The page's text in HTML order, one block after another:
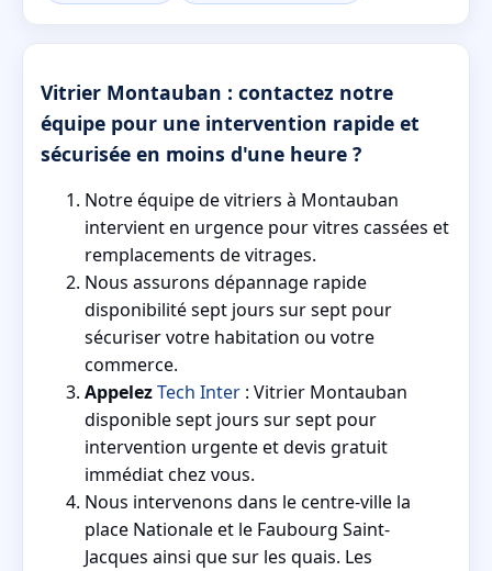
Vitrier Montauban : contactez notre
équipe pour une intervention rapide et
sécurisée en moins d'une heure ?
Notre équipe de vitriers à Montauban
intervient en urgence pour vitres cassées et
remplacements de vitrages.
Nous assurons dépannage rapide
disponibilité sept jours sur sept pour
sécuriser votre habitation ou votre
commerce.
AppelezTech Inter : Vitrier Montauban
disponible sept jours sur sept pour
intervention urgente et devis gratuit
immédiat chez vous.
Nous intervenons dans le centre-ville la
place Nationale et le Faubourg Saint-
Jacques ainsi que sur les quais. Les